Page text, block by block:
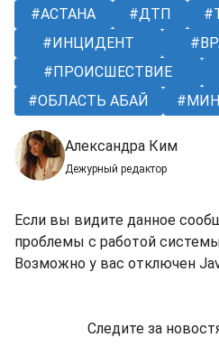
АСТАНА ДТП
ИНЦИДЕНТ
ПРОИСШЕСТВИЕ
ОБЛАСТЬ АБАЙ
Александра Ким
Дежурный редактор
Если вы видите данное
проблемы с работой
Возможно у вас отключен
Следите за